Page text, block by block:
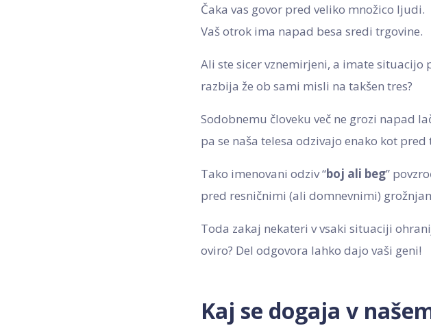
Čaka vas govor pred veliko množico ljudi.
Vaš otrok ima napad besa sredi trgovine.
Ali ste sicer vznemirjeni, a imate
razbija že ob sami misli na takšen tres?
Sodobnemu človeku več ne grozi napad
pa se naša telesa odzivajo enako kot pred
Tako imenovani odziv “boj ali beg”
pred resničnimi (ali domnevnimi)
Toda zakaj nekateri v vsaki situaciji
oviro? Del odgovora lahko dajo vaši geni!
Kaj se dogaja v